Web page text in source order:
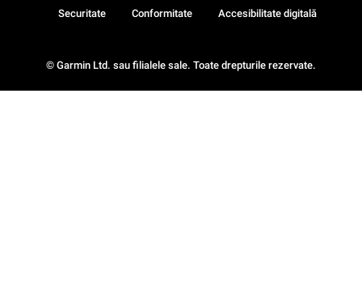
© Garmin Ltd. sau filialele sale. Toate drepturile rezervate.
Securitate Conformitate Accesibilitate digitală